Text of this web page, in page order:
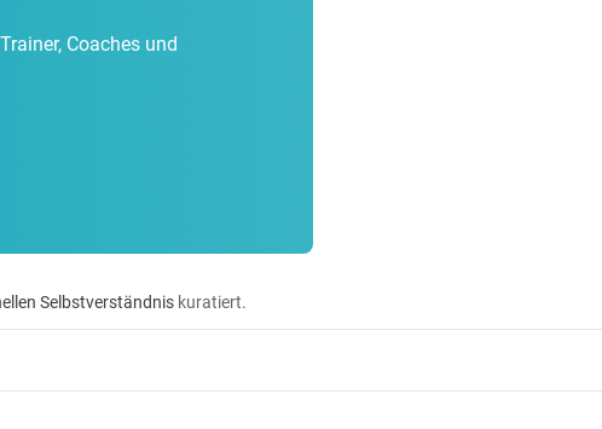
Coaches und
Selbstverständnis kuratiert.